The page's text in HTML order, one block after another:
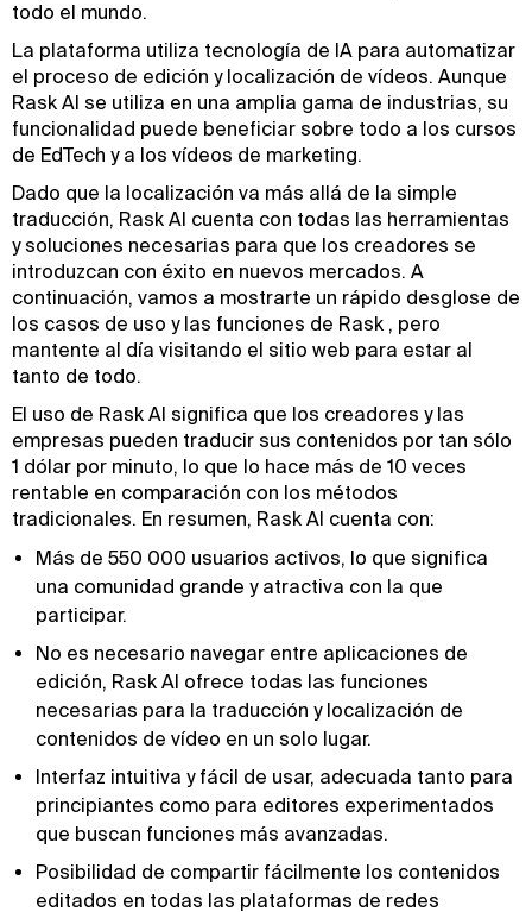
todo el mundo.
La plataforma utiliza tecnología de IA para automatizar
el proceso de edición y localización de vídeos. Aunque
Rask AI se utiliza en una amplia gama de industrias, su
funcionalidad puede beneficiar sobre todo a los cursos
de EdTech y a los vídeos de marketing.
Dado que la localización va más allá de la simple
traducción, Rask AI cuenta con todas las herramientas
y soluciones necesarias para que los creadores se
introduzcan con éxito en nuevos mercados. A
continuación, vamos a mostrarte un rápido desglose de
los casos de uso y las funciones de Rask , pero
mantente al día visitando el sitio web para estar al
tanto de todo.
El uso de Rask AI significa que los creadores y las
empresas pueden traducir sus contenidos por tan sólo
1 dólar por minuto, lo que lo hace más de 10 veces
rentable en comparación con los métodos
tradicionales. En resumen, Rask AI cuenta con:
Más de 550 000 usuarios activos, lo que significa
una comunidad grande y atractiva con la que
participar.
No es necesario navegar entre aplicaciones de
edición, Rask AI ofrece todas las funciones
necesarias para la traducción y localización de
contenidos de vídeo en un solo lugar.
Interfaz intuitiva y fácil de usar, adecuada tanto para
principiantes como para editores experimentados
que buscan funciones más avanzadas.
Posibilidad de compartir fácilmente los contenidos
editados en todas las plataformas de redes